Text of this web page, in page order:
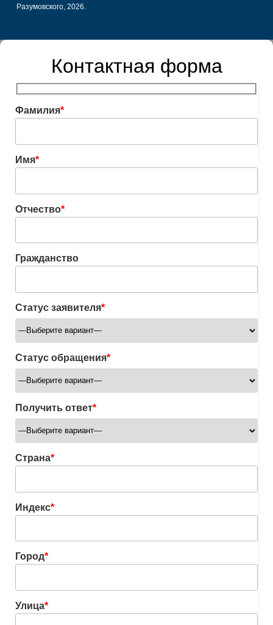
Разумовского, 2026.
Контактная форма
Фамилия*
Имя*
Отчество*
Гражданство
Статус заявителя*
Статус обращения*
Получить ответ*
Страна*
Индекс*
Город*
Улица*